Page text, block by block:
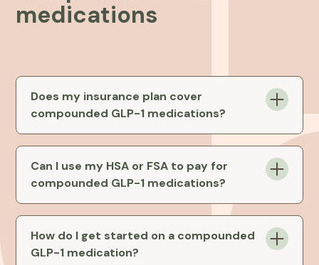
medications
Does my insurance plan cover
compounded GLP-1 medications?
covered by insurance, Fridays offers industry
leading prices to help you achieve your weight
loss goals.
Can I use my HSA or FSA to pay for
compounded GLP-1 medications?
Absolutely! You can use your HSA or FSA card to
pay for compounded GLP-1 medications.
How do I get started on a compounded
GLP-1 medication?